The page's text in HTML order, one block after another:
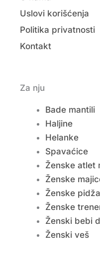
Uslovi korišćenja
Politika privatnosti
Kontakt
Za nju
Bade mantili
Haljine
Helanke
Spavaćice
Ženske atlet
Ženske
Ženske
Ženske
Ženski bebi
Ženski veš